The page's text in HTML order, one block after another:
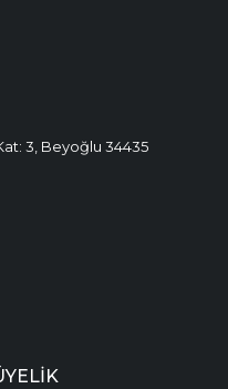
3, Beyoğlu 34435